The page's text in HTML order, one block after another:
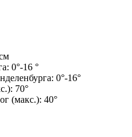
0°-16 °
0°-16°
70°
(макс.): 40°